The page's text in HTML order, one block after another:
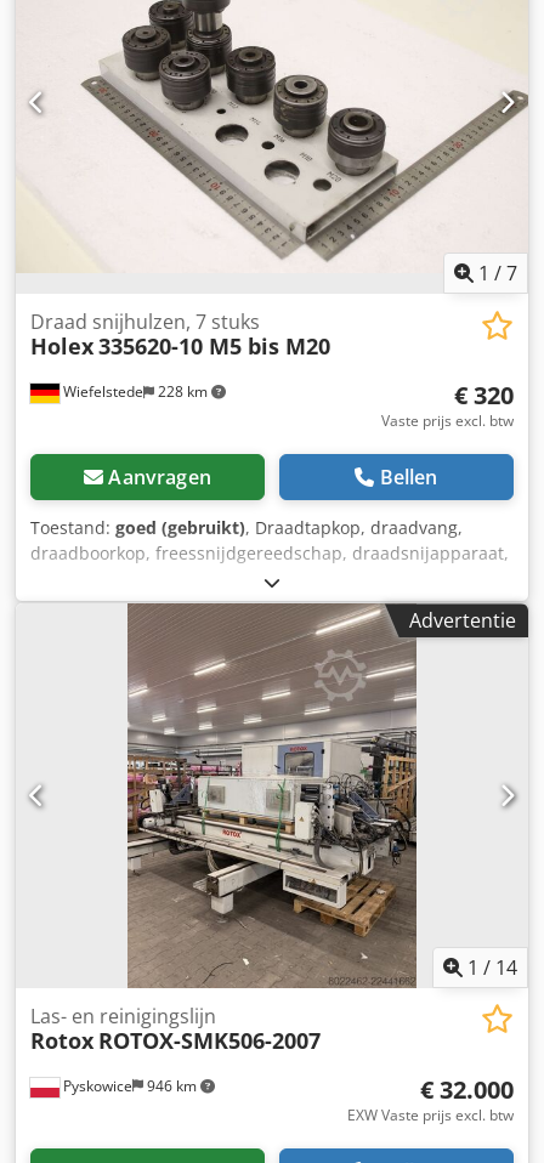
1 /7
Wiefelstede 228 km
Draad snijhulzen, 7 stuks
Holex335620-10 M5 bis M20
€ 320
Vaste prijs excl. btw
Aanvragen Bellen
Toestand: goed (gebruikt), Draadtapkop, draadvang,
draadboorkop, freessnijdgereedschap, draadsnijapparaat,
draadsnij-snelwisselkop, draad-snelwisselkop Cedpfx
Abozcu Srousha -Fabrikant: Holex, draadtapkop draad-
snelwisselkop 7 stuks -Type: 335620-10 -Maat: M5 t/m M20
zie foto’s -Aflevering/prijs: compleet -Transportafmetingen:
330/120/H70 mm -Gewicht: 4,4 kg
Advertentie
1 / 14
Pyskowice 946 km
Las- en reinigingslijn
Rotox ROTOX-SMK506-2007
€ 32.000
EXW Vaste prijs excl. btw